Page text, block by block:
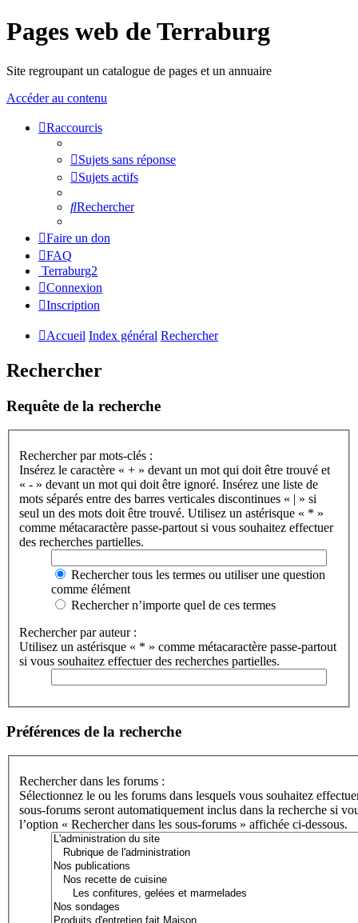
Pages web de Terraburg
Site regroupant un catalogue de pages et un annuaire
Accéder au contenu
Raccourcis
Sujets sans réponse
Sujets actifs
Rechercher
Faire un don
FAQ
Terraburg2
Connexion
Inscription
Accueil Index général Rechercher
Rechercher
Requête de la recherche
Rechercher par mots-clés :
Insérez le caractère « + » devant un mot qui doit être trouvé et
« - » devant un mot qui doit être ignoré. Insérez une liste de
mots séparés entre des barres verticales discontinues « | » si
seul un des mots doit être trouvé. Utilisez un astérisque « * »
comme métacaractère passe-partout si vous souhaitez effectuer
des recherches partielles.
Rechercher tous les termes ou utiliser une question
comme élément
Rechercher n’importe quel de ces termes
Rechercher par auteur :
Utilisez un astérisque « * » comme métacaractère passe-partout
si vous souhaitez effectuer des recherches partielles.
Préférences de la recherche
Rechercher dans les forums :
Sélectionnez le ou les forums dans lesquels vous souhaitez
sous-forums seront automatiquement inclus dans la recherche si
l’option « Rechercher dans les sous-forums » affichée ci-dessous.